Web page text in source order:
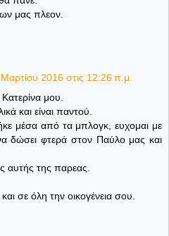
μας πλεον.
2016 στις 12:26 π.μ.
μου.
και είναι παντού.
μέσα από τα μπλογκ, ευχομαι με
δώσει φτερά στον Παύλο μας και
αυτής της παρεας.
σε όλη την οικογένεια σου.